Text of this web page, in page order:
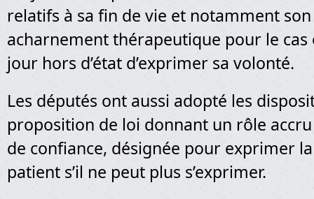
relatifs à sa fin de vie et notamment
acharnement thérapeutique pour le cas
jour hors d’état d’exprimer sa volonté.
Les députés ont aussi adopté les
proposition de loi donnant un rôle
de confiance, désignée pour exprimer
patient s’il ne peut plus s’exprimer.